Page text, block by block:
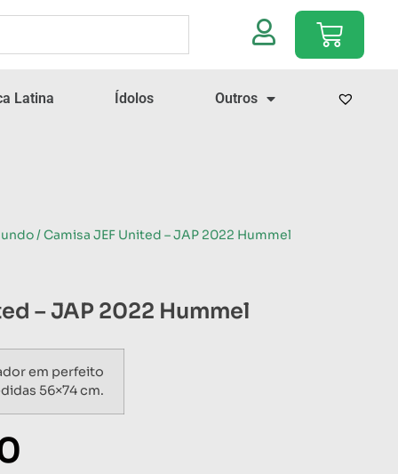
Latina Ídolos Outros
/ Camisa JEF United – JAP 2022 Hummel
– JAP 2022 Hummel
em perfeito
56×74 cm.